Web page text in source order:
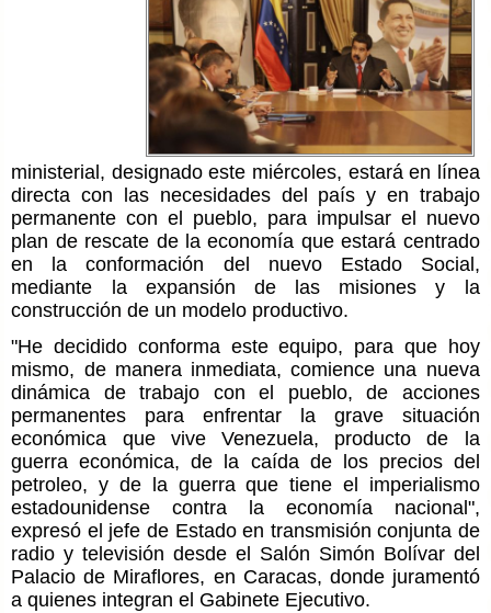
ministerial, designado este miércoles, estará en línea
directa con las necesidades del país y en trabajo
permanente con el pueblo, para impulsar el nuevo
plan de rescate de la economía que estará centrado
en la conformación del nuevo Estado Social,
mediante la expansión de las misiones y la
construcción de un modelo productivo.
"He decidido conforma este equipo, para que hoy
mismo, de manera inmediata, comience una nueva
dinámica de trabajo con el pueblo, de acciones
permanentes para enfrentar la grave situación
económica que vive Venezuela, producto de la
guerra económica, de la caída de los precios del
petroleo, y de la guerra que tiene el imperialismo
estadounidense contra la economía nacional",
expresó el jefe de Estado en transmisión conjunta de
radio y televisión desde el Salón Simón Bolívar del
Palacio de Miraflores, en Caracas, donde juramentó
a quienes integran el Gabinete Ejecutivo.